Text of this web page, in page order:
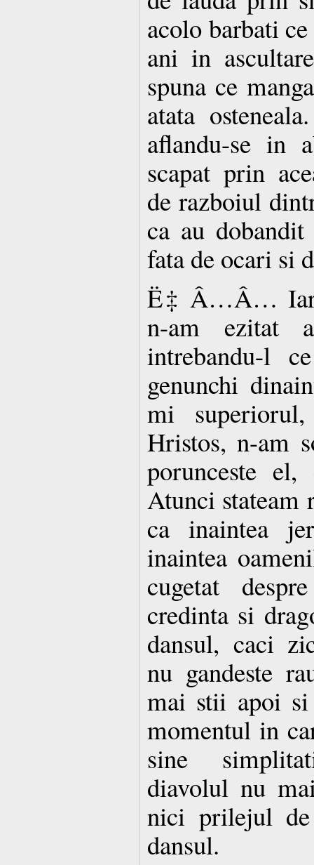
acolo barbati
ani in
spuna ce
atata
aflandu-se in
scapat prin
de razboiul
ca au
fata de ocari si
Ë‡ Â…Â… Iar
n-am ezitat
intrebandu-l
genunchi
mi
Hristos, n-am
porunceste
Atunci stateam
ca inaintea
inaintea
cugetat
credinta si
dansul, caci
nu gandeste
mai stii apoi si
momentul in
sine
diavolul nu
nici prilejul de
dansul.